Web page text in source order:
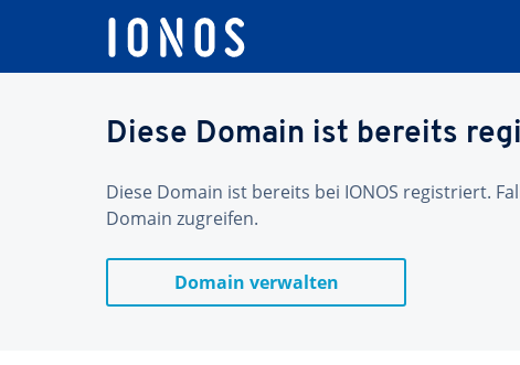
Diese Domain ist bereits
Diese Domain ist bereits bei IONOS registriert.
Domain zugreifen.
Domain verwalten